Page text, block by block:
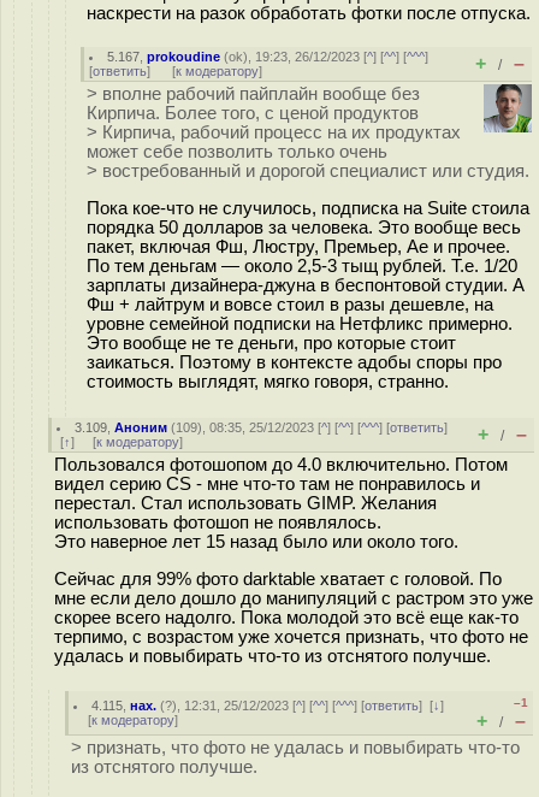
наскрести на разок обработать фотки после отпуска.
5.167 ,prokoudine (ok), 19:23, 26/12/2023 [^] [^^] [^^^]
[ответить] [к модератору] + / –
> вполне рабочий пайплайн вообще без
Кирпича. Более того, с ценой продуктов
> Кирпича, рабочий процесс на их продуктах
может себе позволить только очень
> востребованный и дорогой специалист или студия.
Пока кое-что не случилось, подписка на Suite стоила
порядка 50 долларов за человека. Это вообще весь
пакет, включая Фш, Люстру, Премьер, Ae и прочее.
По тем деньгам — около 2,5-3 тыщ рублей. Т.е. 1/20
зарплаты дизайнера-джуна в беспонтовой студии. А
Фш + лайтрум и вовсе стоил в разы дешевле, на
уровне семейной подписки на Нетфликс примерно.
Это вообще не те деньги, про которые стоит
заикаться. Поэтому в контексте адобы споры про
стоимость выглядят, мягко говоря, странно.
3.109 ,Аноним (109), 08:35, 25/12/2023 [^] [^^] [^^^] [ответить]
[↑] [к модератору] + / –
Пользовался фотошопом до 4.0 включительно. Потом
видел серию CS - мне что-то там не понравилось и
перестал. Стал использовать GIMP. Желания
использовать фотошоп не появлялось.
Это наверное лет 15 назад было или около того.
Сейчас для 99% фото darktable хватает с головой. По
мне если дело дошло до манипуляций с растром это уже
скорее всего надолго. Пока молодой это всё еще как-то
терпимо, с возрастом уже хочется признать, что фото не
удалась и повыбирать что-то из отснятого получше.
4.115 ,нах. (?), 12:31, 25/12/2023 [^] [^^] [^^^] [ответить][↓]
[к модератору]
–1
+ / –
> признать, что фото не удалась и повыбирать что-то
из отснятого получше.